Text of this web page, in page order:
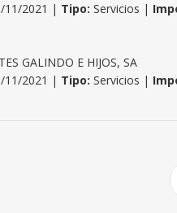
11/2021 | Tipo: Servicios |
GALINDO E HIJOS, SA
11/2021 | Tipo: Servicios |